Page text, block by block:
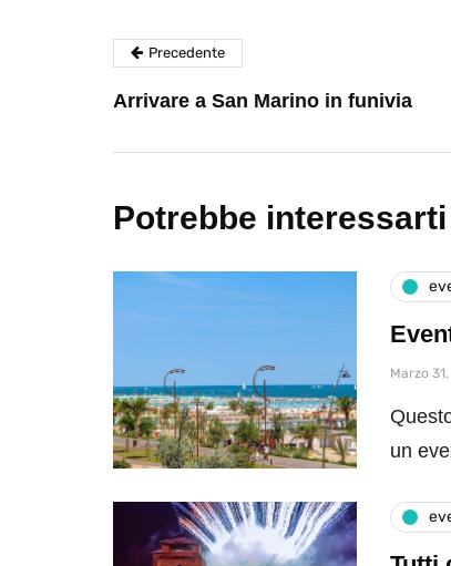
Precedente
Arrivare a San Marino in funivia
Potrebbe
Marzo
un